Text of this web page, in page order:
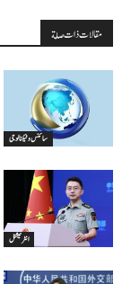
مقالات ذات صلة
سائنس وٹیکنالوجی
انٹرنیشنل